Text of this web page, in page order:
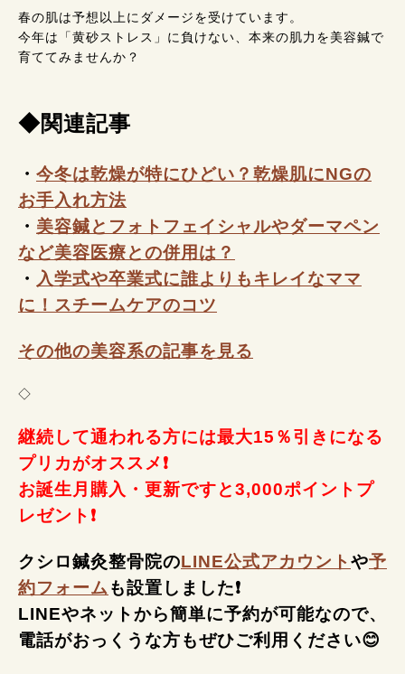
春の肌は予想以上にダメージを受けています。
今年は「黄砂ストレス」に負けない、本来の肌力を美容鍼で
育ててみませんか？
◆関連記事
・ 今冬は乾燥が特にひどい？乾燥肌にNGの
お手入れ方法
・ 美容鍼とフォトフェイシャルやダーマペン
など美容医療との併用は？
・ 入学式や卒業式に誰よりもキレイなママ
に！スチームケアのコツ
その他の美容系の記事を見る
◇
継続して通われる方には最大15％引きになる
プリカがオススメ❗
お誕生月購入・更新ですと3,000ポイントプ
レゼント❗
クシロ鍼灸整骨院のLINE公式アカウントや予
約フォーム も設置しました❗
LINEやネットから簡単に予約が可能なので、
電話がおっくうな方もぜひご利用ください😊